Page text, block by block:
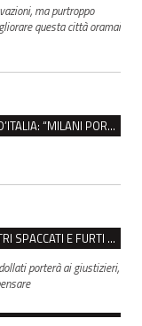
ma purtroppo
questa città oramai
HELLWATT, SCONTRO SENZA FINE. FRATELLI D’ITALIA: “MILANI PORTA DOCUMENTI, DE FRANCO INSULTI”
REGGIO, PIAZZALE EUROPA È UN INCUBO: VETRI SPACCATI E FURTI SULLE AUTO IN SOSTA
porterà ai giustizieri,